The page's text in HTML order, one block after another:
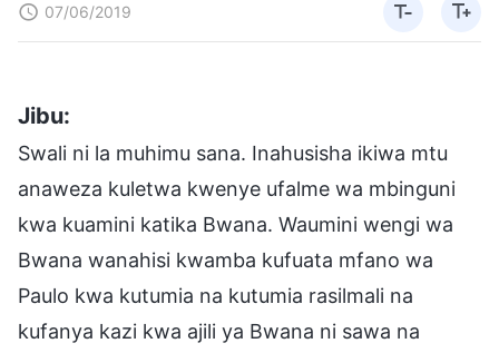
07/06/2019
Jibu:
Swali ni la muhimu sana. Inahusisha ikiwa mtu
anaweza kuletwa kwenye ufalme wa mbinguni
kwa kuamini katika Bwana. Waumini wengi wa
Bwana wanahisi kwamba kufuata mfano wa
Paulo kwa kutumia na kutumia rasilmali na
kufanya kazi kwa ajili ya Bwana ni sawa na